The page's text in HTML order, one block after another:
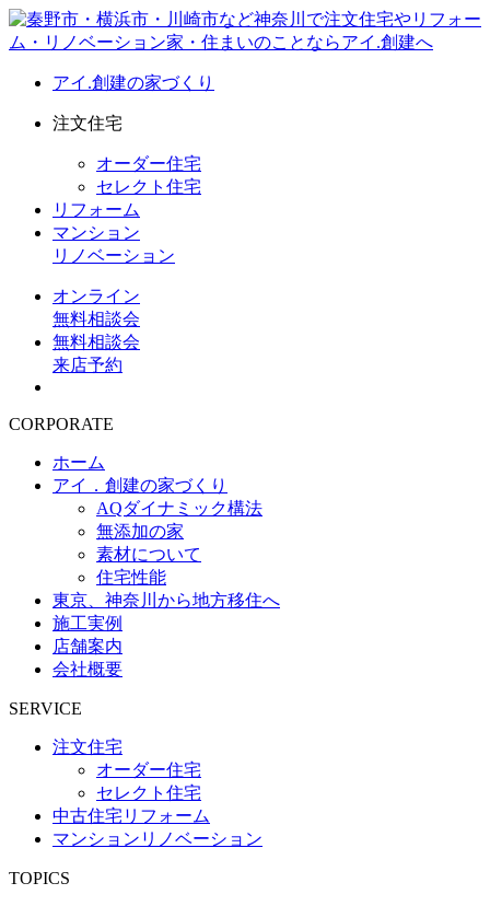
アイ.創建の家づくり
注文住宅
オーダー住宅
セレクト住宅
リフォーム
マンション
リノベーション
オンライン
無料相談会
無料相談会
来店予約
CORPORATE
ホーム
アイ．創建の家づくり
AQダイナミック構法
無添加の家
素材について
住宅性能
東京、神奈川から地方移住へ
施工実例
店舗案内
会社概要
SERVICE
注文住宅
オーダー住宅
セレクト住宅
中古住宅リフォーム
マンションリノベーション
TOPICS